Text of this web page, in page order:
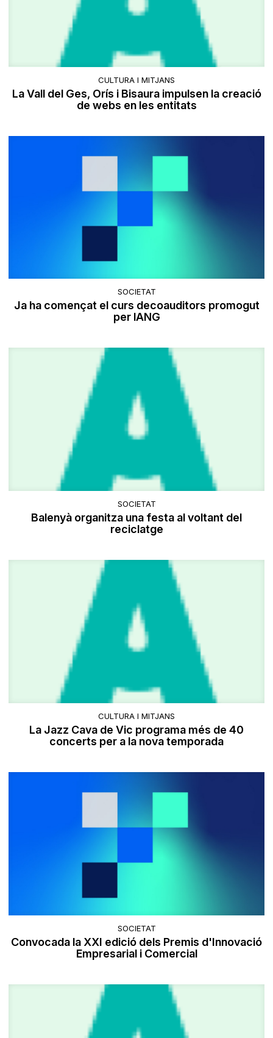
CULTURA I MITJANS
La Vall del Ges, Orís i Bisaura impulsen la creació
de webs en les entitats
SOCIETAT
Ja ha començat el curs decoauditors promogut
per lANG
SOCIETAT
Balenyà organitza una festa al voltant del
reciclatge
CULTURA I MITJANS
La Jazz Cava de Vic programa més de 40
concerts per a la nova temporada
SOCIETAT
Convocada la XXI edició dels Premis d'Innovació
Empresarial i Comercial